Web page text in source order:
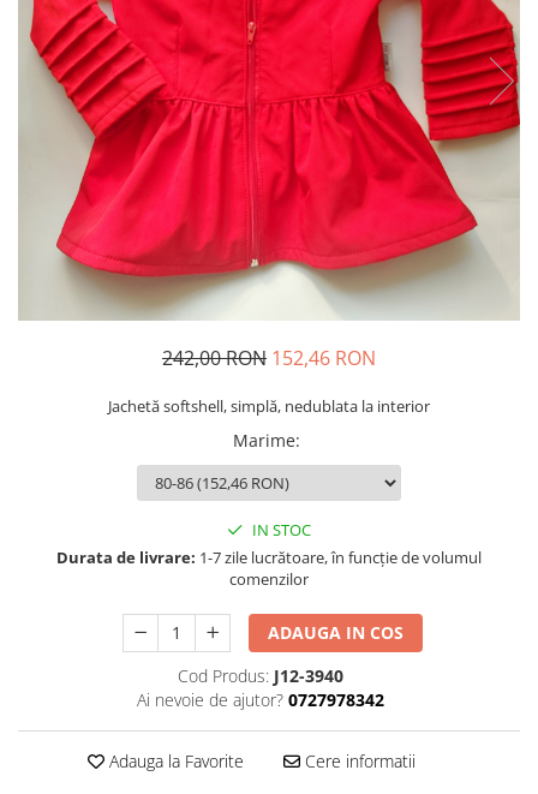
Lenjerie intima
242,00 RON 152,46 RON
Jachetă softshell, simplă, nedublata la interior
Marime:
IN STOC
Durata de livrare: 1-7 zile lucrătoare, în funcție de volumul
comenzilor
ADAUGA IN COS
Cod Produs: J12-3940
Ai nevoie de ajutor? 0727978342
Adauga la Favorite Cere informatii